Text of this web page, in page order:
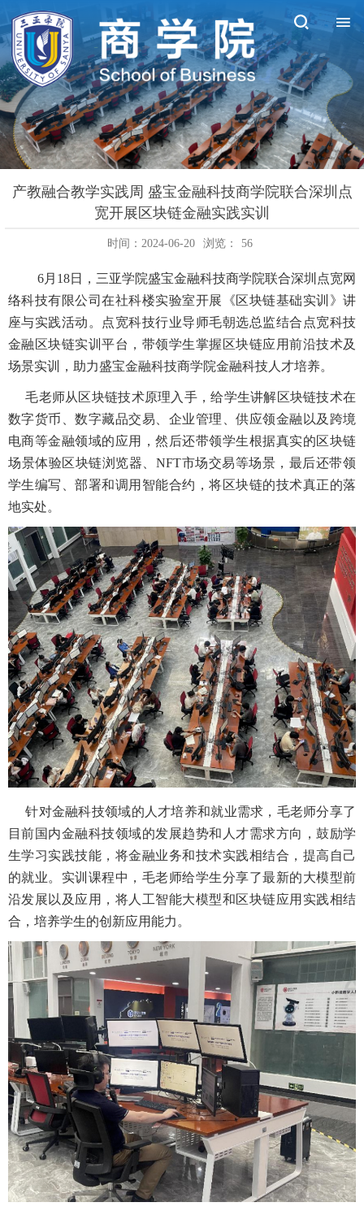
产教融合教学实践周 盛宝金融科技商学院联合深圳点
宽开展区块链金融实践实训
时间：2024-06-20 浏览： 56
6月18日，三亚学院盛宝金融科技商学院联合深圳点宽网
络科技有限公司在社科楼实验室开展《区块链基础实训》讲
座与实践活动。点宽科技行业导师毛朝选总监结合点宽科技
金融区块链实训平台，带领学生掌握区块链应用前沿技术及
场景实训，助力盛宝金融科技商学院金融科技人才培养。
毛老师从区块链技术原理入手，给学生讲解区块链技术在
数字货币、数字藏品交易、企业管理、供应领金融以及跨境
电商等金融领域的应用，然后还带领学生根据真实的区块链
场景体验区块链浏览器、NFT市场交易等场景，最后还带领
学生编写、部署和调用智能合约，将区块链的技术真正的落
地实处。
针对金融科技领域的人才培养和就业需求，毛老师分享了
目前国内金融科技领域的发展趋势和人才需求方向，鼓励学
生学习实践技能，将金融业务和技术实践相结合，提高自己
的就业。实训课程中，毛老师给学生分享了最新的大模型前
沿发展以及应用，将人工智能大模型和区块链应用实践相结
合，培养学生的创新应用能力。